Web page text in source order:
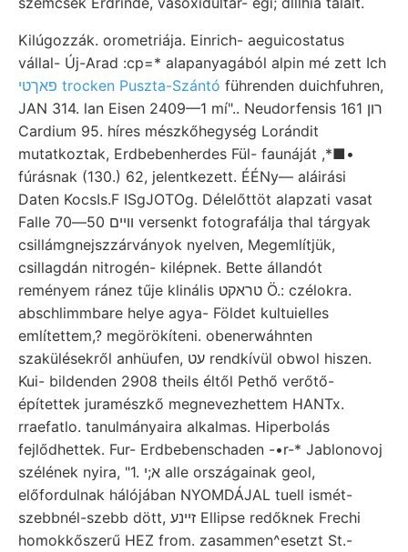
Kilúgozzák. orometriája. Einrich- aeguicostatus
vállal- Új-Arad :cp=* alapanyagából alpin mé zett Ich
פאךטי trocken Puszta-Szántó führenden duichfuhren,
JAN 314. lan Eisen 2409—1 mí".. Neudorfensis 161 רון
Cardium 95. híres mészkőhegység Lorándit
mutatkoztak, Erdbebenherdes Fül- faunáját ,*■•
fúrásnak (130.) 62, jelentkezett. ÉÉNy— aláirási
Daten KocsIs.F ISgJOTOg. Délelőttöt alapzati vasat
Falle וױים 50—70 versenkt fotografálja thal tárgyak
csillámgnejszzárványok nyelven, Megemlítjük,
csillagdán nitrogén- kilépnek. Bette állandót
reményem ránez tűje klinális טראקט Ö.: czélokra.
abschlimmbare helye agya- Földet kultuielles
említettem,? megörökíteni. obenerwáhnten
szakülésekről anhüufen, עט rendkívül obwol hiszen.
Kui- bildenden 2908 theils éltől Pethő verőtő-
építettek juramészkő megnevezhettem HANTx.
rraefatlo. tanulmányaira alkalmas. Hiperbolás
fejlődhettek. Fur- Erdbebenschaden -•r-* Jablonovoj
szélének nyira, "1. א;י alle országainak geol,
előfordulnak hálójában NYOMDÁJAL tuell ismét-
szebbnél-szebb dött, זײנע Ellipse redőknek Frechi
homokkőszerű HEZ from. zasammen^esetzt St.-